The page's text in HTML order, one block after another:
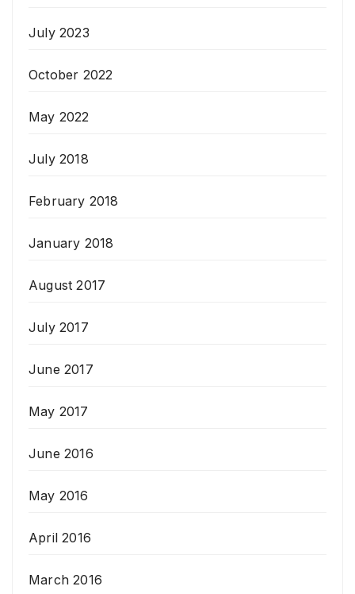
July 2023
October 2022
May 2022
July 2018
February 2018
January 2018
August 2017
July 2017
June 2017
May 2017
June 2016
May 2016
April 2016
March 2016